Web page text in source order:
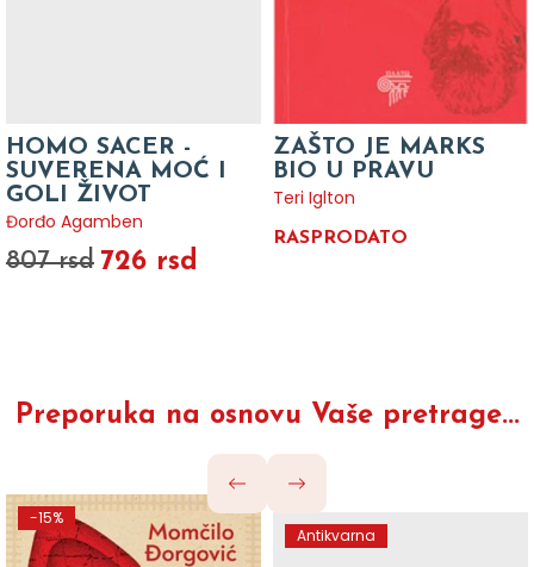
HOMO SACER -
SUVERENA MOĆ I
GOLI ŽIVOT
Đorđo Agamben
807 rsd 726 rsd
ZAŠTO JE MARKS
BIO U PRAVU
Teri Iglton
RASPRODATO
Preporuka na osnovu Vaše pretrage...
-15%
Antikvarna